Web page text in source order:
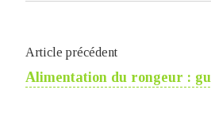
Article précédent
Alimentation du rongeur :